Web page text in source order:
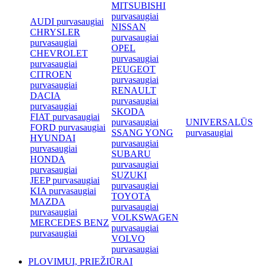
AUDI purvasaugiai
CHRYSLER
purvasaugiai
CHEVROLET
purvasaugiai
CITROEN
purvasaugiai
DACIA
purvasaugiai
FIAT purvasaugiai
FORD purvasaugiai
HYUNDAI
purvasaugiai
HONDA
purvasaugiai
JEEP purvasaugiai
KIA purvasaugiai
MAZDA
purvasaugiai
MERCEDES BENZ
purvasaugiai
MITSUBISHI
purvasaugiai
NISSAN
purvasaugiai
OPEL
purvasaugiai
PEUGEOT
purvasaugiai
RENAULT
purvasaugiai
SKODA
purvasaugiai
SSANG YONG
purvasaugiai
SUBARU
purvasaugiai
SUZUKI
purvasaugiai
TOYOTA
purvasaugiai
VOLKSWAGEN
purvasaugiai
VOLVO
purvasaugiai
UNIVERSALŪS
purvasaugiai
PLOVIMUI, PRIEŽIŪRAI